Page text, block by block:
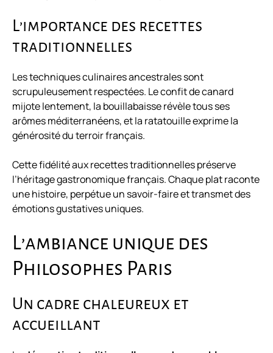
L’importance des recettes
traditionnelles
Les techniques culinaires ancestrales sont
scrupuleusement respectées. Le confit de canard
mijote lentement, la bouillabaisse révèle tous ses
arômes méditerranéens, et la ratatouille exprime la
générosité du terroir français.
Cette fidélité aux recettes traditionnelles préserve
l’héritage gastronomique français. Chaque plat raconte
une histoire, perpétue un savoir-faire et transmet des
émotions gustatives uniques.
L’ambiance unique des
Philosophes Paris
Un cadre chaleureux et
accueillant